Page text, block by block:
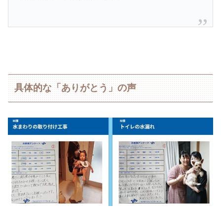
具体的な「ありがとう」の声